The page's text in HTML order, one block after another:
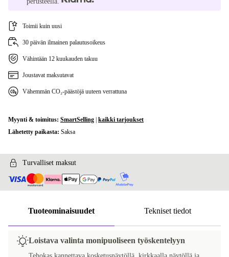
Toimii kuin uusi
30 päivän ilmainen palautusoikeus
Vähintään 12 kuukauden takuu
Joustavat maksutavat
Vähemmän CO₂-päästöjä uuteen verrattuna
Myynti & toimitus: SmartSelling kaikki tarjoukset
Lähetetty paikasta: Saksa
Turvalliset maksut
Tuoteominaisuudet Tekniset tiedot
Loistava valinta monipuoliseen työskentelyyn